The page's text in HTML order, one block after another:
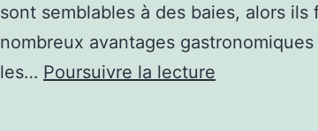
sont semblables à des baies, alors
nombreux avantages
les… Poursuivre la lecture